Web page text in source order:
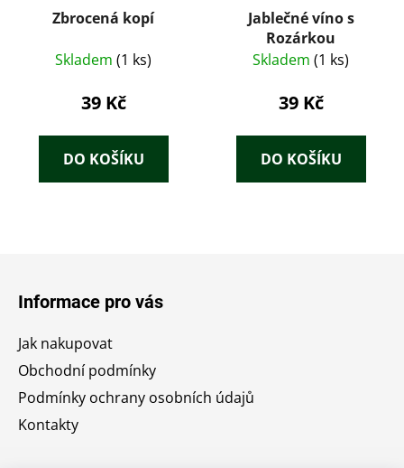
Zbrocená kopí
Skladem (1 ks)
39 Kč
DO KOŠÍKU
Jablečné víno s
Rozárkou
Skladem (1 ks)
39 Kč
DO KOŠÍKU
Informace pro vás
Jak nakupovat
Obchodní podmínky
Podmínky ochrany osobních údajů
Kontakty